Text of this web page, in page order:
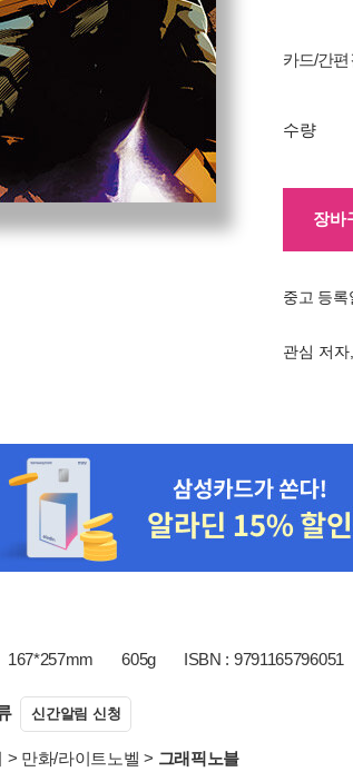
카드/간
수량
장바
중고 등록
관심 저
167*257mm 605g ISBN : 9791165796051
신간알림 신청
> 만화/라이트노벨 > 그래픽노블